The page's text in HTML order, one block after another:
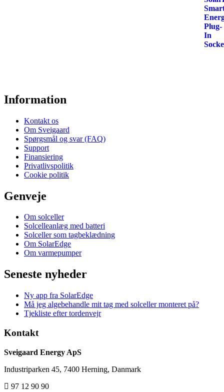
Information
Kontakt os
Om Sveigaard
Spørgsmål og svar (FAQ)
Support
Finansiering
Privatlivspolitik
Cookie politik
Genveje
Om solceller
Solcelleanlæg med batteri
Solceller som tagbeklædning
Om SolarEdge
Om varmepumper
Seneste nyheder
Ny app fra SolarEdge
Må jeg algebehandle mit tag med solceller monteret på?
Tjekliste efter tordenvejr
Kontakt
Sveigaard Energy ApS
Industriparken 45, 7400 Herning, Danmark
97 12 90 90